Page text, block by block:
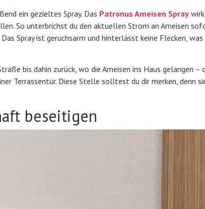
ein gezieltes Spray. Das Patronus Ameisen Spray
So unterbrichst du den aktuellen Strom an Ameisen
Spray ist geruchsarm und hinterlässt keine Flecken, was
bis dahin zurück, wo die Ameisen ins Haus gelangen –
Terrassentür. Diese Stelle solltest du dir merken, denn
beseitigen